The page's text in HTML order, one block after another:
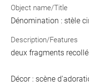
Object name/Title
Dénomination : stèle
Description/Features
deux fragments
Décor : scène